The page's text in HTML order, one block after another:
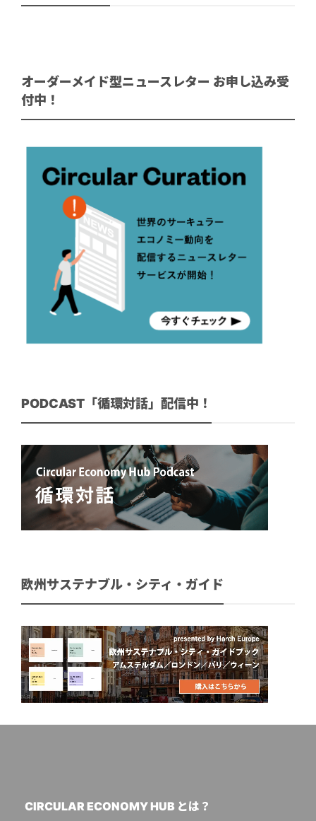
オーダーメイド型ニュースレター お申し込み受
付中！
PODCAST「循環対話」配信中！
欧州サステナブル・シティ・ガイド
CIRCULAR ECONOMY HUB とは？